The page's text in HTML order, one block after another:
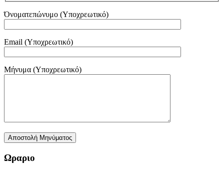
Όνοματεπώνυμο (Υποχρεωτικό)
Email (Υποχρεωτικό)
Μήνυμα (Υποχρεωτικό)
Ωραριο